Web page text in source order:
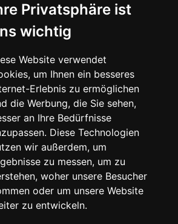
Privatsphäre ist
wichtig
Website verwendet
um Ihnen ein besseres
Erlebnis zu ermöglichen
die Werbung, die Sie sehen,
an Ihre Bedürfnisse
Diese Technologien
wir außerdem, um
zu messen, um zu
woher unsere Besucher
oder um unsere Website
zu entwickeln.